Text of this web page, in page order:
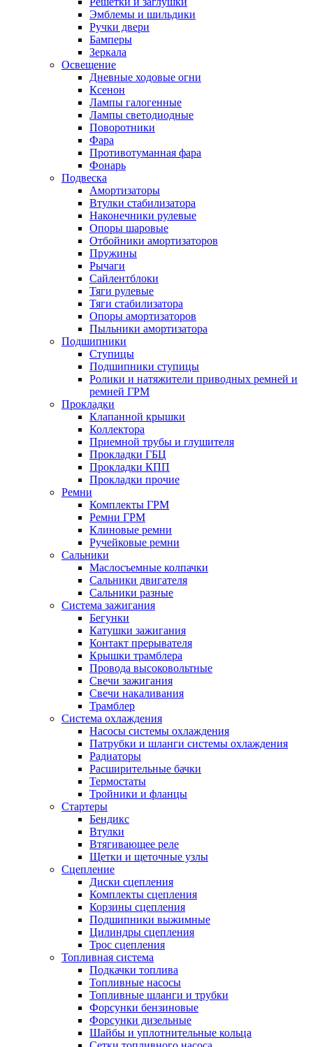
Эмблемы и шильдики
Ручки двери
Бамперы
Зеркала
Освещение
Дневные ходовые огни
Ксенон
Лампы галогенные
Лампы светодиодные
Поворотники
Фара
Противотуманная фара
Фонарь
Подвеска
Амортизаторы
Втулки стабилизатора
Наконечники рулевые
Опоры шаровые
Отбойники амортизаторов
Пружины
Рычаги
Сайлентблоки
Тяги рулевые
Тяги стабилизатора
Опоры амортизаторов
Пыльники амортизатора
Подшипники
Ступицы
Подшипники ступицы
Ролики и натяжители приводных ремней и
ремней ГРМ
Прокладки
Клапанной крышки
Коллектора
Приемной трубы и глушителя
Прокладки ГБЦ
Прокладки КПП
Прокладки прочие
Ремни
Комплекты ГРМ
Ремни ГРМ
Клиновые ремни
Ручейковые ремни
Сальники
Маслосъемные колпачки
Сальники двигателя
Сальники разные
Система зажигания
Бегунки
Катушки зажигания
Контакт прерывателя
Крышки трамблера
Провода высоковольтные
Свечи зажигания
Свечи накаливания
Трамблер
Система охлаждения
Насосы системы охлаждения
Патрубки и шланги системы охлаждения
Радиаторы
Расширительные бачки
Термостаты
Тройники и фланцы
Стартеры
Бендикс
Втулки
Втягивающее реле
Щетки и щеточные узлы
Сцепление
Диски сцепления
Комплекты сцепления
Корзины сцепления
Подшипники выжимные
Цилиндры сцепления
Трос сцепления
Топливная система
Подкачки топлива
Топливные насосы
Топливные шланги и трубки
Форсунки бензиновые
Форсунки дизельные
Шайбы и уплотнительные кольца